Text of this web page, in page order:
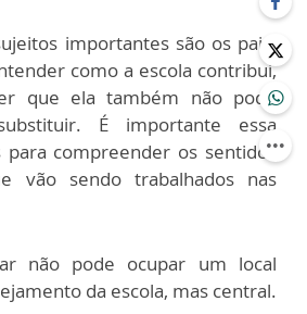
importantes são os pais.
como a escola contribui,
que ela também não pode
É importante essa
para compreender os sentidos
vão sendo trabalhados nas
não pode ocupar um local
da escola, mas central.